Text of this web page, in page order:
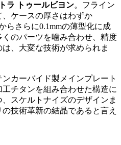
ラ トゥールビヨン。フライン
ケースの厚さはわずか
らさらに0.1mmの薄型化に成
のパーツを噛み合わせ、精度
、大変な技術が求められま
カーバイド製メインプレート
チタンを組み合わせた構造に
スケルトナイズのデザインま
技術革新の結晶であると言え